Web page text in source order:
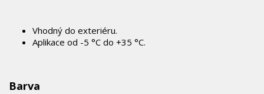
Vhodný do exteriéru.
Aplikace od -5 °C do +35 °C.
Barva